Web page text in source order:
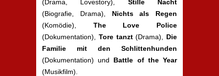
(Drama, Lovestory), Stille Nacht
(Biografie, Drama), Nichts als Regen
(Komödie), The Love Police
(Dokumentation), Tore tanzt(Drama), Die
Familie mit den Schlittenhunden
(Dokumentation) und Battle of the Year
(Musikfilm).